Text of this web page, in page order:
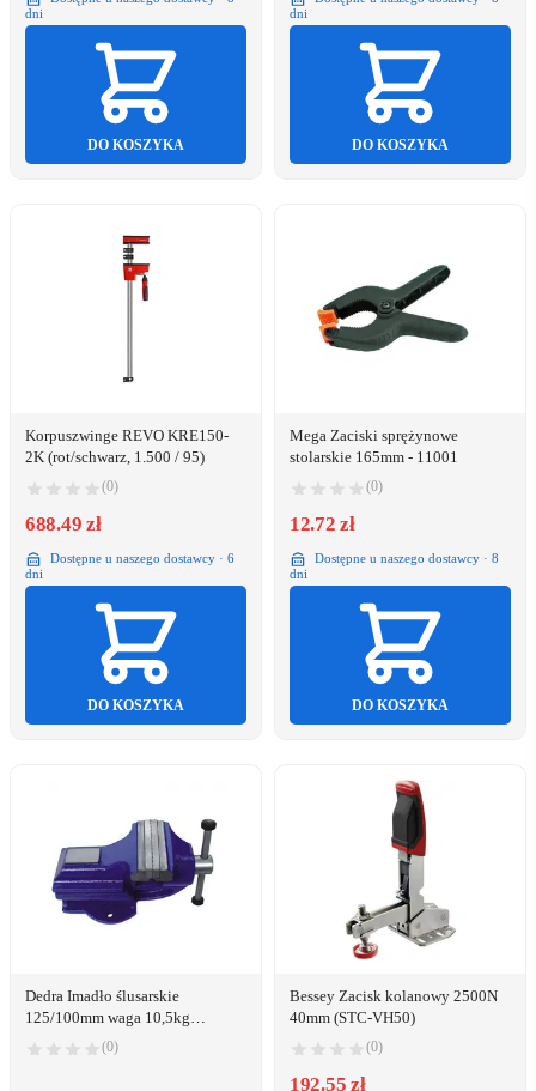
dni
DO KOSZYKA
dni
DO KOSZYKA
Korpuszwinge REVO KRE150-
2K (rot/schwarz, 1.500 / 95)
(0)
688.49 zł
Dostępne u naszego dostawcy · 6
dni
DO KOSZYKA
Mega Zaciski sprężynowe
stolarskie 165mm - 11001
(0)
12.72 zł
Dostępne u naszego dostawcy · 8
dni
DO KOSZYKA
Dedra Imadło ślusarskie
125/100mm waga 10,5kg
(0)
Bessey Zacisk kolanowy 2500N
40mm (STC-VH50)
(0)
192.55 zł